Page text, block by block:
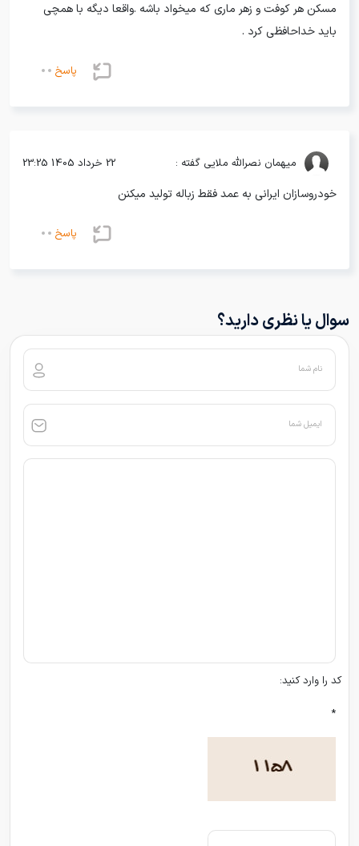
مسکن هر کوفت و زهر ماری که میخواد باشه .واقعا دیگه با همچی
باید خداحافظی کرد .
پاسخ
میهمان نصرالله ملایی گفته : 22 خرداد 1405 23:25
خودروسازان ایرانی به عمد فقط زباله تولید میکنن
پاسخ
سوال یا نظری دارید؟
نام شما
ایمیل شما
کد را وارد کنید:
*